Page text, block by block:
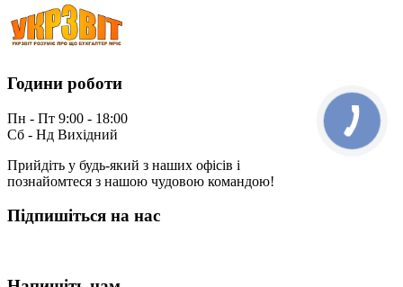
Години роботи
Пн - Пт 9:00 - 18:00
Сб - Нд Вихідний
Прийдіть у будь-який з наших офісів і
познайомтеся з нашою чудовою командою!
Підпишіться на нас